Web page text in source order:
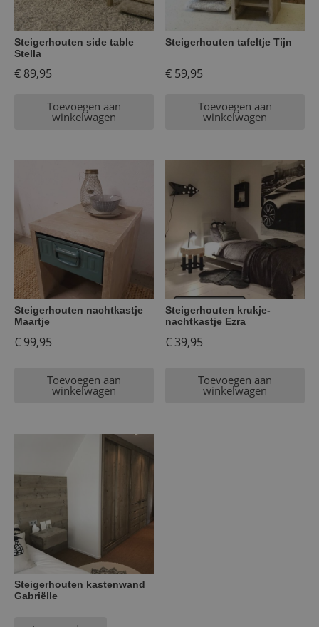
Steigerhouten side table
Stella
€ 89,95
Toevoegen aan
winkelwagen
Steigerhouten tafeltje Tijn
€ 59,95
Toevoegen aan
winkelwagen
Steigerhouten nachtkastje
Maartje
€ 99,95
Toevoegen aan
winkelwagen
Steigerhouten krukje-
nachtkastje Ezra
€39,95
Toevoegen aan
winkelwagen
Steigerhouten kastenwand
Gabriëlle